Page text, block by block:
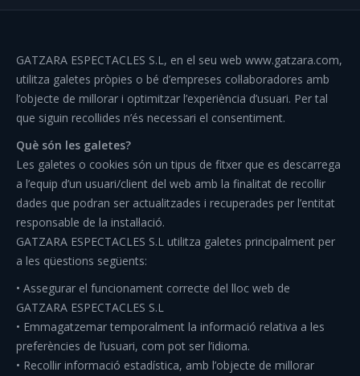
Comiats i aventura
Altres serveis
Infraestructures i material
Contacte
GATZARA ESPECTACLES S.L, en el seu web www.gatzara.com,
utilitza galetes pròpies o bé d’empreses col·laboradores amb
l’objecte de millorar i optimitzar l’experiència d’usuari. Per tal
que siguin recollides n’és necessari el consentiment.
Què són les galetes?
Les galetes o cookies són un tipus de fitxer que es descarrega
a l’equip d’un usuari/client del web amb la finalitat de recollir
dades que podran ser actualitzades i recuperades per l’entitat
responsable de la instal·lació.
GATZARA ESPECTACLES S.L utilitza galetes principalment per
a les qüestions següents:
• Assegurar el funcionament correcte del lloc web de
GATZARA ESPECTACLES S.L
• Emmagatzemar temporalment la informació relativa a les
preferències de l’usuari, com pot ser l’idioma.
• Recollir informació estadística, amb l’objecte de millorar